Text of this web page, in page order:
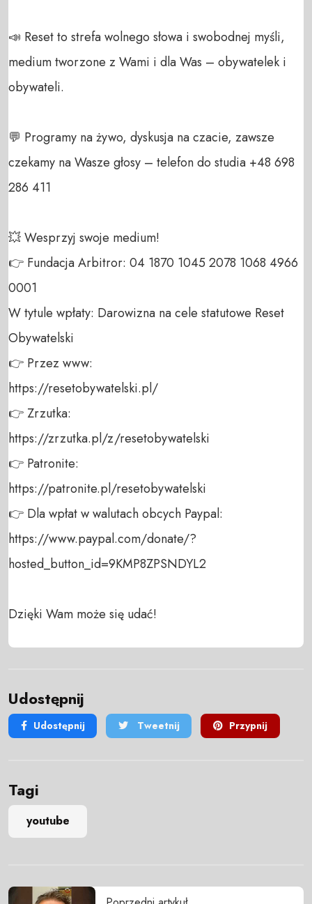
📣 Reset to strefa wolnego słowa i swobodnej myśli,
medium tworzone z Wami i dla Was – obywatelek i
obywateli.
💬 Programy na żywo, dyskusja na czacie, zawsze
czekamy na Wasze głosy – telefon do studia +48 698
286 411
💥 Wesprzyj swoje medium!
👉 Fundacja Arbitror: 04 1870 1045 2078 1068 4966
0001
W tytule wpłaty: Darowizna na cele statutowe Reset
Obywatelski
👉 Przez www:
https://resetobywatelski.pl/
👉 Zrzutka:
https://zrzutka.pl/z/resetobywatelski
👉 Patronite:
https://patronite.pl/resetobywatelski
👉 Dla wpłat w walutach obcych Paypal:
https://www.paypal.com/donate/?
hosted_button_id=9KMP8ZPSNDYL2
Dzięki Wam może się udać!
Udostępnij
Udostępnij Tweetnij Przypnij
Tagi
youtube